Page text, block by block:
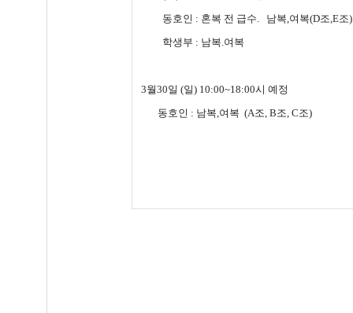
동호인 : 혼복 전 급수. 남복,여복(D조,E조)
학생부 : 남복.여복
3월30일 (일) 10:00~18:00시 예정
동호인 : 남복,여복 (A조, B조, C조)